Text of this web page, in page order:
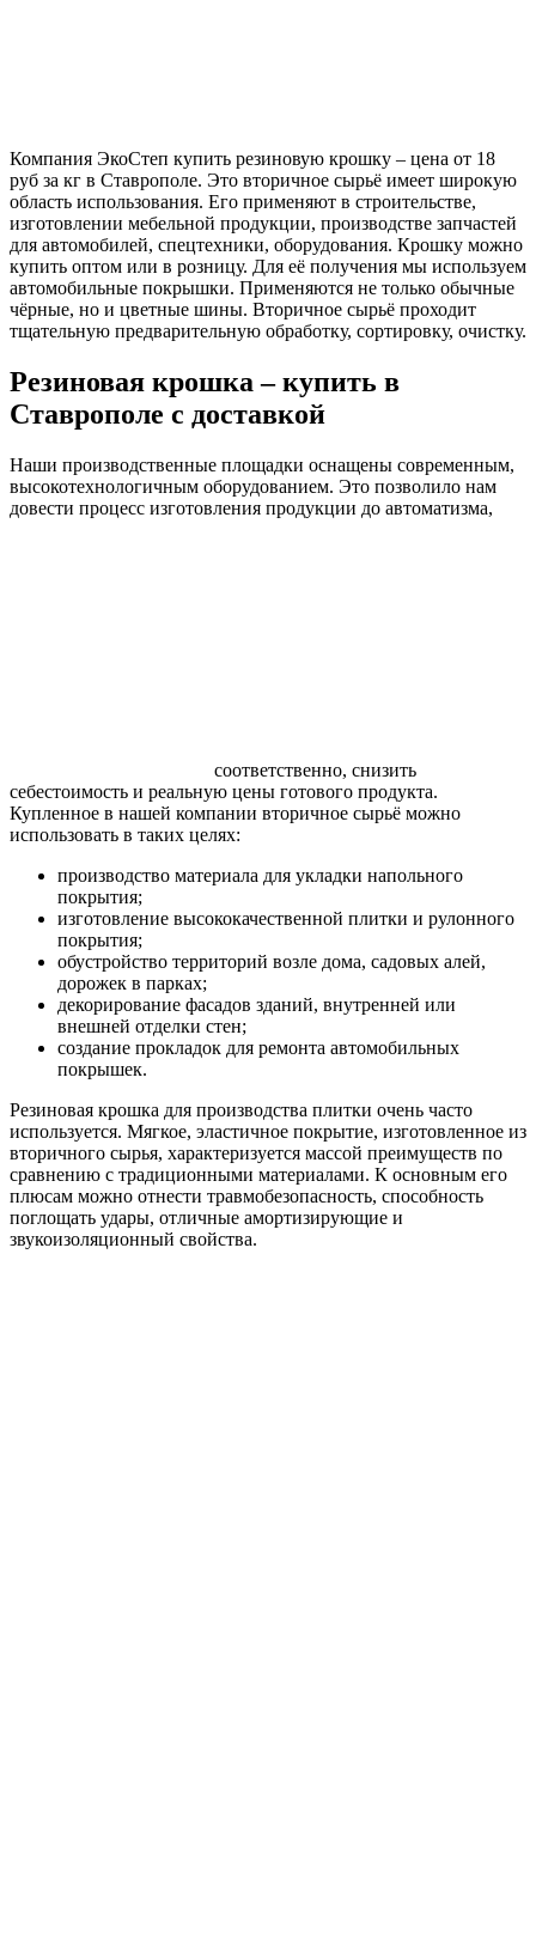
Компания ЭкоСтеп купить резиновую крошку – цена от 18
руб за кг в Ставрополе. Это вторичное сырьё имеет широкую
область использования. Его применяют в строительстве,
изготовлении мебельной продукции, производстве запчастей
для автомобилей, спецтехники, оборудования. Крошку можно
купить оптом или в розницу. Для её получения мы используем
автомобильные покрышки. Применяются не только обычные
чёрные, но и цветные шины. Вторичное сырьё проходит
тщательную предварительную обработку, сортировку, очистку.
Резиновая крошка – купить в
Ставрополе с доставкой
Наши производственные площадки оснащены современным,
высокотехнологичным оборудованием. Это позволило нам
довести процесс изготовления продукции до автоматизма,
соответственно, снизить
себестоимость и реальную цены готового продукта.
Купленное в нашей компании вторичное сырьё можно
использовать в таких целях:
производство материала для укладки напольного
покрытия;
изготовление высококачественной плитки и рулонного
покрытия;
обустройство территорий возле дома, садовых алей,
дорожек в парках;
декорирование фасадов зданий, внутренней или
внешней отделки стен;
создание прокладок для ремонта автомобильных
покрышек.
Резиновая крошка для производства плитки очень часто
используется. Мягкое, эластичное покрытие, изготовленное из
вторичного сырья, характеризуется массой преимуществ по
сравнению с традиционными материалами. К основным его
плюсам можно отнести травмобезопасность, способность
поглощать удары, отличные амортизирующие и
звукоизоляционный свойства.